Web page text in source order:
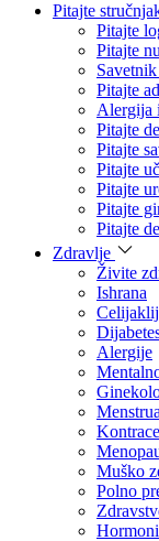
Pitajte
Pitajte
Pitajte
Pitajte
Alergija
Pitajte
Pitajte
Pitajte
Pitajte
Pitajte
Pitajte
Zdravlje
Živite
Ishrana
Alergije
Muško
Polno
Hormoni